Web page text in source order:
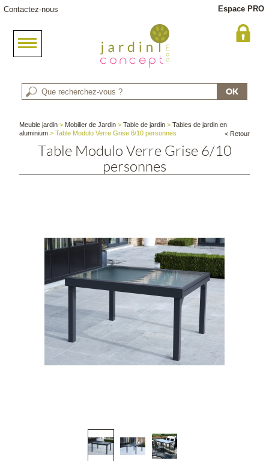
Contactez-nous Espace PRO
Meuble jardin > Mobilier de Jardin >Table de jardin >Tables de jardin en
aluminium > Table Modulo Verre Grise 6/10 personnes < Retour
Table Modulo Verre Grise 6/10
personnes